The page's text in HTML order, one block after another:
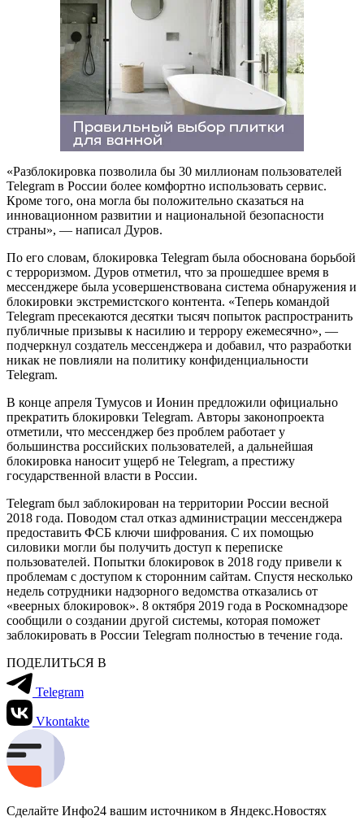
«Разблокировка позволила бы 30 миллионам пользователей
Telegram в России более комфортно использовать сервис.
Кроме того, она могла бы положительно сказаться на
инновационном развитии и национальной безопасности
страны», — написал Дуров.
По его словам, блокировка Telegram была обоснована борьбой
с терроризмом. Дуров отметил, что за прошедшее время в
мессенджере была усовершенствована система обнаружения и
блокировки экстремистского контента. «Теперь командой
Telegram пресекаются десятки тысяч попыток распространить
публичные призывы к насилию и террору ежемесячно», —
подчеркнул создатель мессенджера и добавил, что разработки
никак не повлияли на политику конфиденциальности
Telegram.
В конце апреля Тумусов и Ионин предложили официально
прекратить блокировки Telegram. Авторы законопроекта
отметили, что мессенджер без проблем работает у
большинства российских пользователей, а дальнейшая
блокировка наносит ущерб не Telegram, а престижу
государственной власти в России.
Telegram был заблокирован на территории России весной
2018 года. Поводом стал отказ администрации мессенджера
предоставить ФСБ ключи шифрования. С их помощью
силовики могли бы получить доступ к переписке
пользователей. Попытки блокировок в 2018 году привели к
проблемам с доступом к сторонним сайтам. Спустя несколько
недель сотрудники надзорного ведомства отказались от
«веерных блокировок». 8 октября 2019 года в Роскомнадзоре
сообщили о создании другой системы, которая поможет
заблокировать в России Telegram полностью в течение года.
ПОДЕЛИТЬСЯ В
Telegram
Vkontakte
Сделайте Инфо24 вашим источником в Яндекс.Новостях